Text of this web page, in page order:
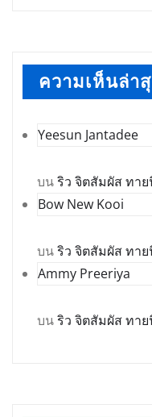
ความเห็นล่า
Yeesun Jantadee
บนริว จิตสัมผัส ทา
Bow New Kooi
บนริว จิตสัมผัส ทา
Ammy Preeriya
บนริว จิตสัมผัส ทา